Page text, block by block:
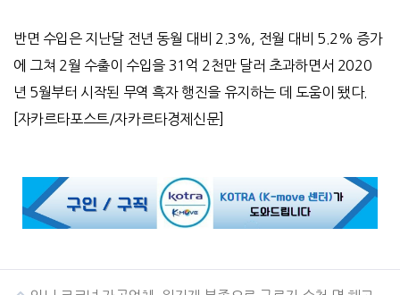
반면 수입은 지난달 전년 동월 대비 2.3%, 전월 대비 5.2% 증가
에 그쳐 2월 수출이 수입을 31 억 2천만 달러 초과하면서 2020
년 5월부터 시작된 무역 흑자 행진을 유지하는 데 도움이 됐다.
자카르타포스트 /자카르타경제신문]